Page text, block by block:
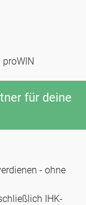
für deine
- ohne
IHK-